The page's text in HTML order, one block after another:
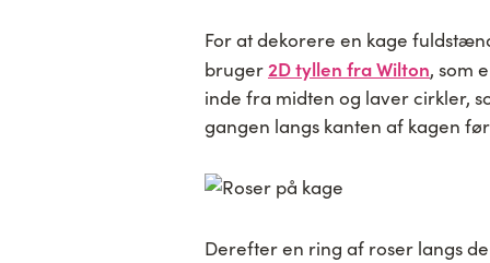
For at dekorere en kage
bruger2D tyllen fra Wilton, som
inde fra midten og laver cirkler,
gangen langs kanten af kagen
Derefter en ring af roser langs